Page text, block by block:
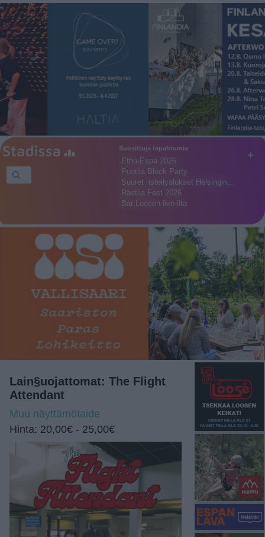
+
Suosittuja tapahtumia
Etno-Espa 2026
Puotila Block Party
Suuret risteilyalukset Helsingin…
Rastila Fest 2026
Bar Loosen live-ilta
Lain§uojattomat: The Flight
Attendant
Muu näyttämötaide
Hinta: 20,00€ - 25,00€